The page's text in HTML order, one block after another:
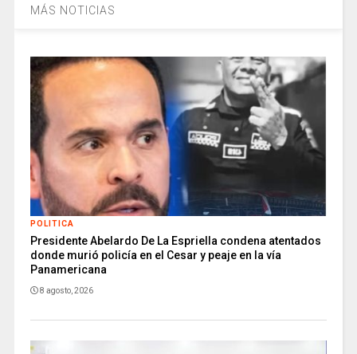
MÁS NOTICIAS
POLITICA
Presidente Abelardo De La Espriella condena atentados
donde murió policía en el Cesar y peaje en la vía
Panamericana
8 agosto, 2026